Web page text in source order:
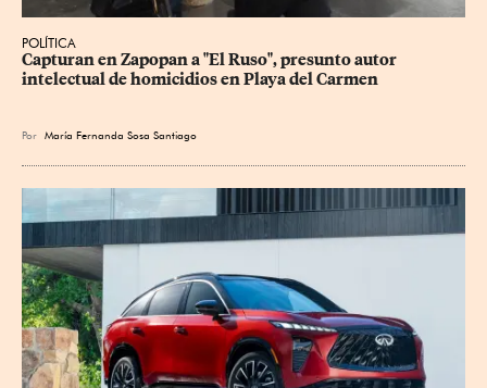
POLÍTICA
Capturan en Zapopan a "El Ruso", presunto autor
intelectual de homicidios en Playa del Carmen
Por María Fernanda Sosa Santiago